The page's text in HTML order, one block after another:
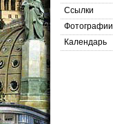
Cсылки
Фотографии
Календарь